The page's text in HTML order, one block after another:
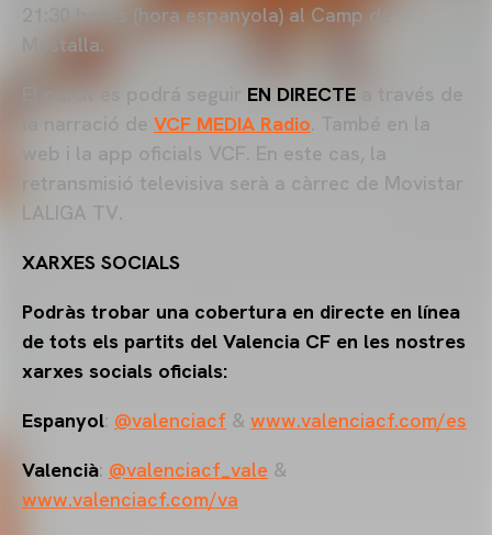
21:30 hores (hora espanyola) al Camp de
Mestalla.
EN DIRECTE
VCF MEDIA Radio
web i la app oficials VCF. En este cas, la
retransmisió televisiva serà a càrrec de Movistar
LALIGA TV.
XARXES SOCIALS
Podràs trobar una cobertura en directe en línea
de tots els partits del Valencia CF en les nostres
xarxes socials oficials:
Espanyol: @valenciacf & www.valenciacf.com/es
Valencià: @valenciacf_vale &
www.valenciacf.com/va